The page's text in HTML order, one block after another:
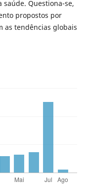
Questiona-se,
propostos por
as tendências globais